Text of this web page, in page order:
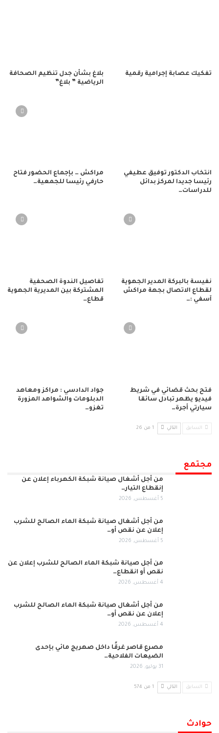
تفكيك عصابة إجرامية رقمية
بلاغ بشأن جدل تنظيم الصحافة
الرياضية ” بلاغ”
انتخاب الدكتور توفيق عطيفي
رئيسا جديدا لمركز بدائل
للدراسات…
مراكش … بإجماع الحضور فتاح
حارفي رئيسا للجمعية…
نفيسة بالبركة المدير الجهوية
لقطاع الاتصال بجهة مراكش
آسفي :…
تفاصيل الندوة الصحفية
المشتركة بين المديرية الجهوية
قطاع…
فتح بحث قضائي في شريط
فيديو يظهر تبادل سائقا
سيارتي أجرة…
جواد الدادسي : مراكز ومعاهد
الدبلومات والشواهد المزورة
تغزو…
السابق التالي 1 من 26
مجتمع
من أجل أشغال صيانة شبكة الكهرباء إعلان عن
إنقطاع التيار…
5 أغسطس, 2026
من أجل أشغال صيانة شبكة الماء الصالح للشرب
إعلان عن نقص أو…
5 أغسطس, 2026
من أجل صيانة شبكة الماء الصالح للشرب إعلان عن
نقص أو انقطاع…
4 أغسطس, 2026
من أجل أشغال صيانة شبكة الماء الصالح للشرب
إعلان عن نقص أو…
4 أغسطس, 2026
مصرع قاصر غرقًا داخل صهريج مائي بإحدى
الضيعات الفلاحية…
31 يوليو, 2026
السابق التالي 1 من 574
حوادث